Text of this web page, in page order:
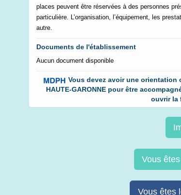
places peuvent être réservées à des personnes
particulière. L’organisation, l’équipement, les
autre.
Documents de l'établissement
Aucun document disponible
Vous devez avoir une orientation
HAUTE-GARONNE pour être
ouvrir la
Vous
Vous êtes